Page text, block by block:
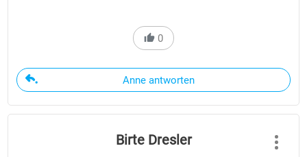
0
Anne antworten
Birte Dresler